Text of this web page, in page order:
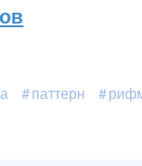
паттерн